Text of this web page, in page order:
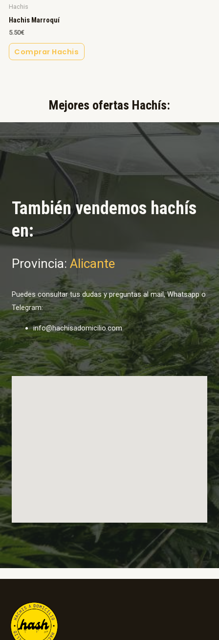
Hachis
Hachis Marroquí
5.50€
Comprar Hachis
Mejores ofertas Hachís:​
También vendemos hachís
en:
Provincia: Alicante
Puedes consultar tus dudas y preguntas al mail, Whatsapp o
Telegram:
info@hachisadomicilio.com